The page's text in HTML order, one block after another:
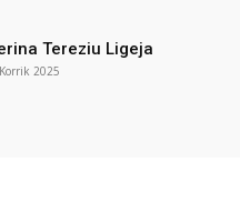
Tereziu Ligeja
2025